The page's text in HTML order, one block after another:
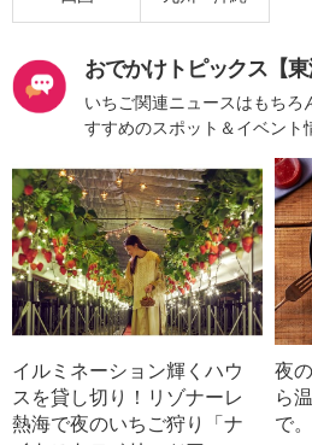
おでかけトピックス【東
いちご関連ニュースはもち
すすめのスポット＆イベント
イルミネーション輝くハウ
スを貸し切り！リゾナーレ
熱海で夜のいちご狩り「ナ
夜
ら
で